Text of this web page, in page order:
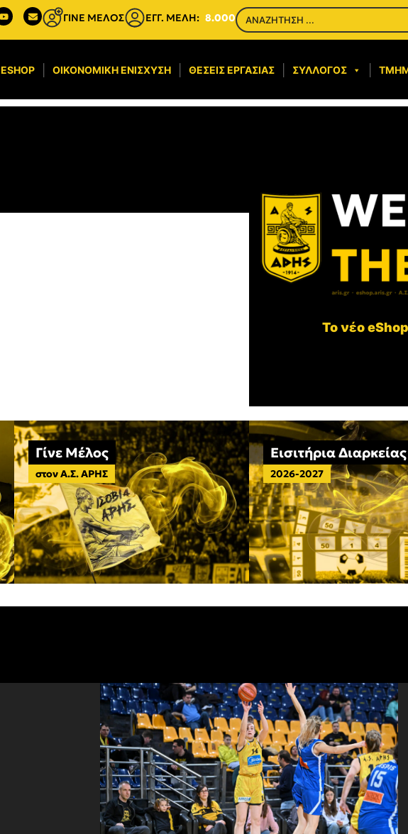
ΓΙΝΕ ΜΕΛΟΣ ΕΓΓ. ΜΕΛΗ: 8.000
ESHOP ΟΙΚΟΝΟΜΙΚΉ ΕΝΊΣΧΥΣΗ​ ΘΈΣΕΙΣ ΕΡΓΑΣΊΑΣ ΣΎΛΛΟΓΟΣ
Το νέο
Γίνε Μέλος
στον Α.Σ. ΑΡΗΣ
Εισιτήρια Διαρκείας
2026-2027